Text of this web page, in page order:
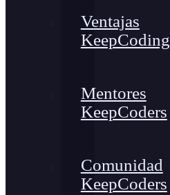
Ventajas
KeepCoding
Mentores
KeepCoders
Comunidad
KeepCoders